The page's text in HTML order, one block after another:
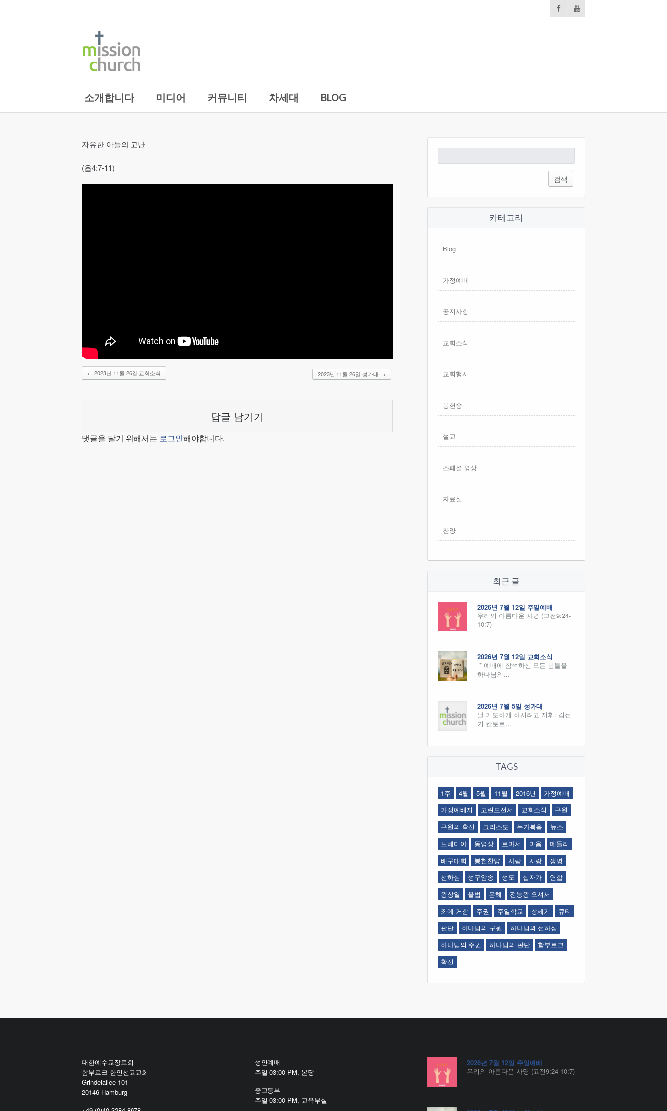
소개합니다 미디어 커뮤니티 차세대 BLOG
자유한 아들의 고난
(욥4:7-11)
← 2023년 11월 26일 교회소식 2023년 11월 26일 성가대 →
답글 남기기
댓글을 달기 위해서는 로그인해야합니다.
색:
카테고리
Blog
가정예배
공지사항
교회소식
교회행사
봉헌송
설교
스페셜 영상
자료실
찬양
최근 글
2026년 7월 12일 주일예배
우리의 아름다운 사명 (고전9:24-
10:7)
2026년 7월 12일 교회소식
* 예배에 참석하신 모든 분들을
하나님의…
2026년 7월 5일 성가대
날 기도하게 하시려고 지휘: 김선
기 칸토르…
TAGS
1주 4월 5월 11월 2016년
가정예배
가정예배지
고린도전서 교회소식
구원
구원의 확신
그리스도 누가복음
뉴스
느혜미야
동영상 로마서 마음
메들리
배구대회
봉헌찬양 사람 사랑
생명
선하심
성구암송 성도 십자가
연합
왕상열
율법 은혜
전능왕 오셔서
죄에 거함
주권 주일학교 창세기
큐티
판단
하나님의 구원
하나님의 선하심
하나님의 주권
하나님의 판단
함부르크
확신
대한예수교장로회
함부르크 한인선교교회
Grindelallee 101
20146 Hamburg
성인예배
주일 03:00 PM, 본당
중고등부
주일 03:00 PM, 교육부실
2026년 7월 12일 주일예배
우리의 아름다운 사명 (고전9:24-10:7)